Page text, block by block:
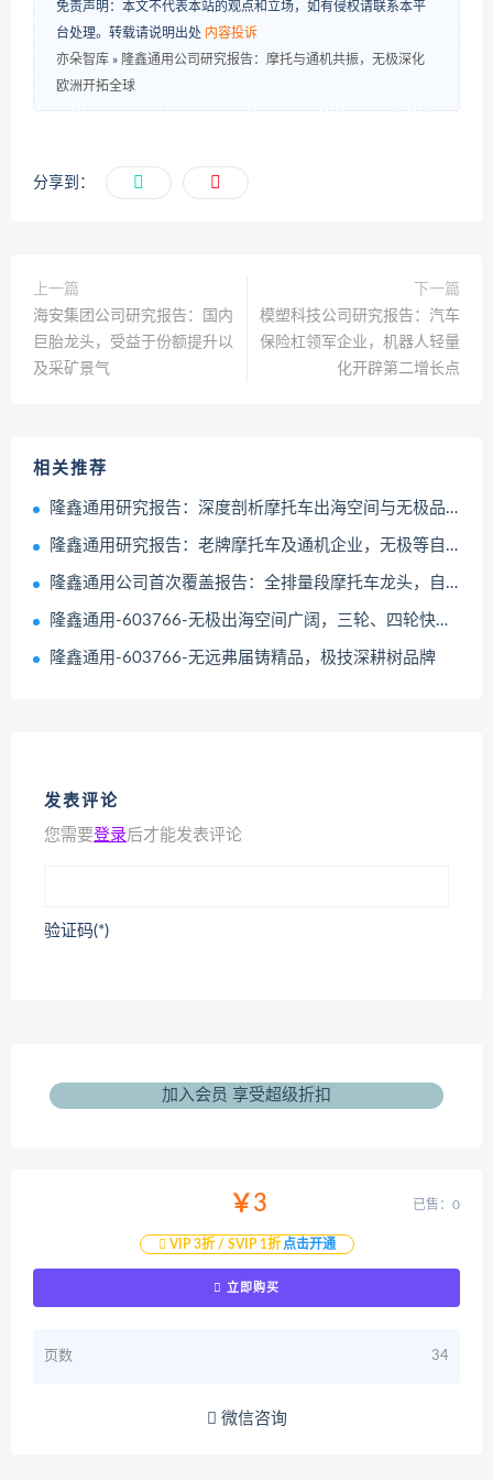
免责声明：本文不代表本站的观点和立场，如有侵权请联系本平
台处理。转载请说明出处 内容投诉
亦朵智库 » 隆鑫通用公司研究报告：摩托与通机共振，无极深化
欧洲开拓全球
分享到：
上一篇
海安集团公司研究报告：国内
巨胎龙头，受益于份额提升以
及采矿景气
下一篇
模塑科技公司研究报告：汽车
保险杠领军企业，机器人轻量
化开辟第二增长点
相关推荐
隆鑫通用研究报告：深度剖析摩托车出海空间与无极品牌竞争力
隆鑫通用研究报告：老牌摩托车及通机企业，无极等自主品牌加速全球拓展
隆鑫通用公司首次覆盖报告：全排量段摩托车龙头，自主品牌矩阵引领全球化突破
隆鑫通用-603766-无极出海空间广阔，三轮、四轮快速上量
隆鑫通用-603766-无远弗届铸精品，极技深耕树品牌
发表评论
您需要登录后才能发表评论
验证码(*)
加入会员 享受超级折扣
￥3
VIP 3折 / SVIP 1折 点击开通
已售：0
立即购买
页数 34
微信咨询